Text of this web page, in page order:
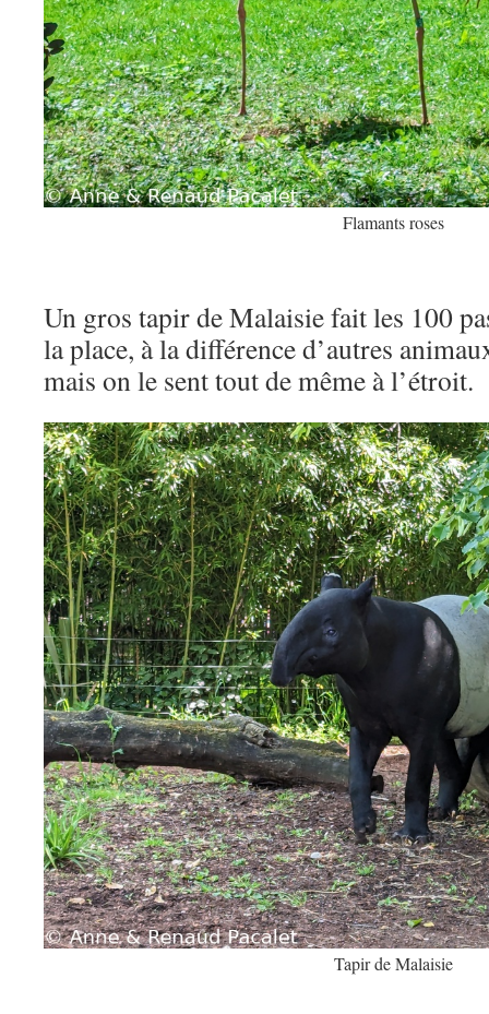
Flamants roses
Un gros tapir de Malaisie fait les 100
la place, à la différence d’autres
mais on le sent tout de même à l’étroit.
Tapir de Malaisie